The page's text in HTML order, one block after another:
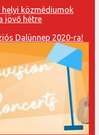
helyi közmédiumok
jövő hétre
Dalünnep 2020-ra!